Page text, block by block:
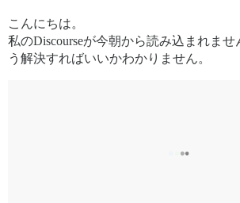
こんにちは。
私のDiscourseが今朝から読み込まれま
う解決すればいいかわかりません。